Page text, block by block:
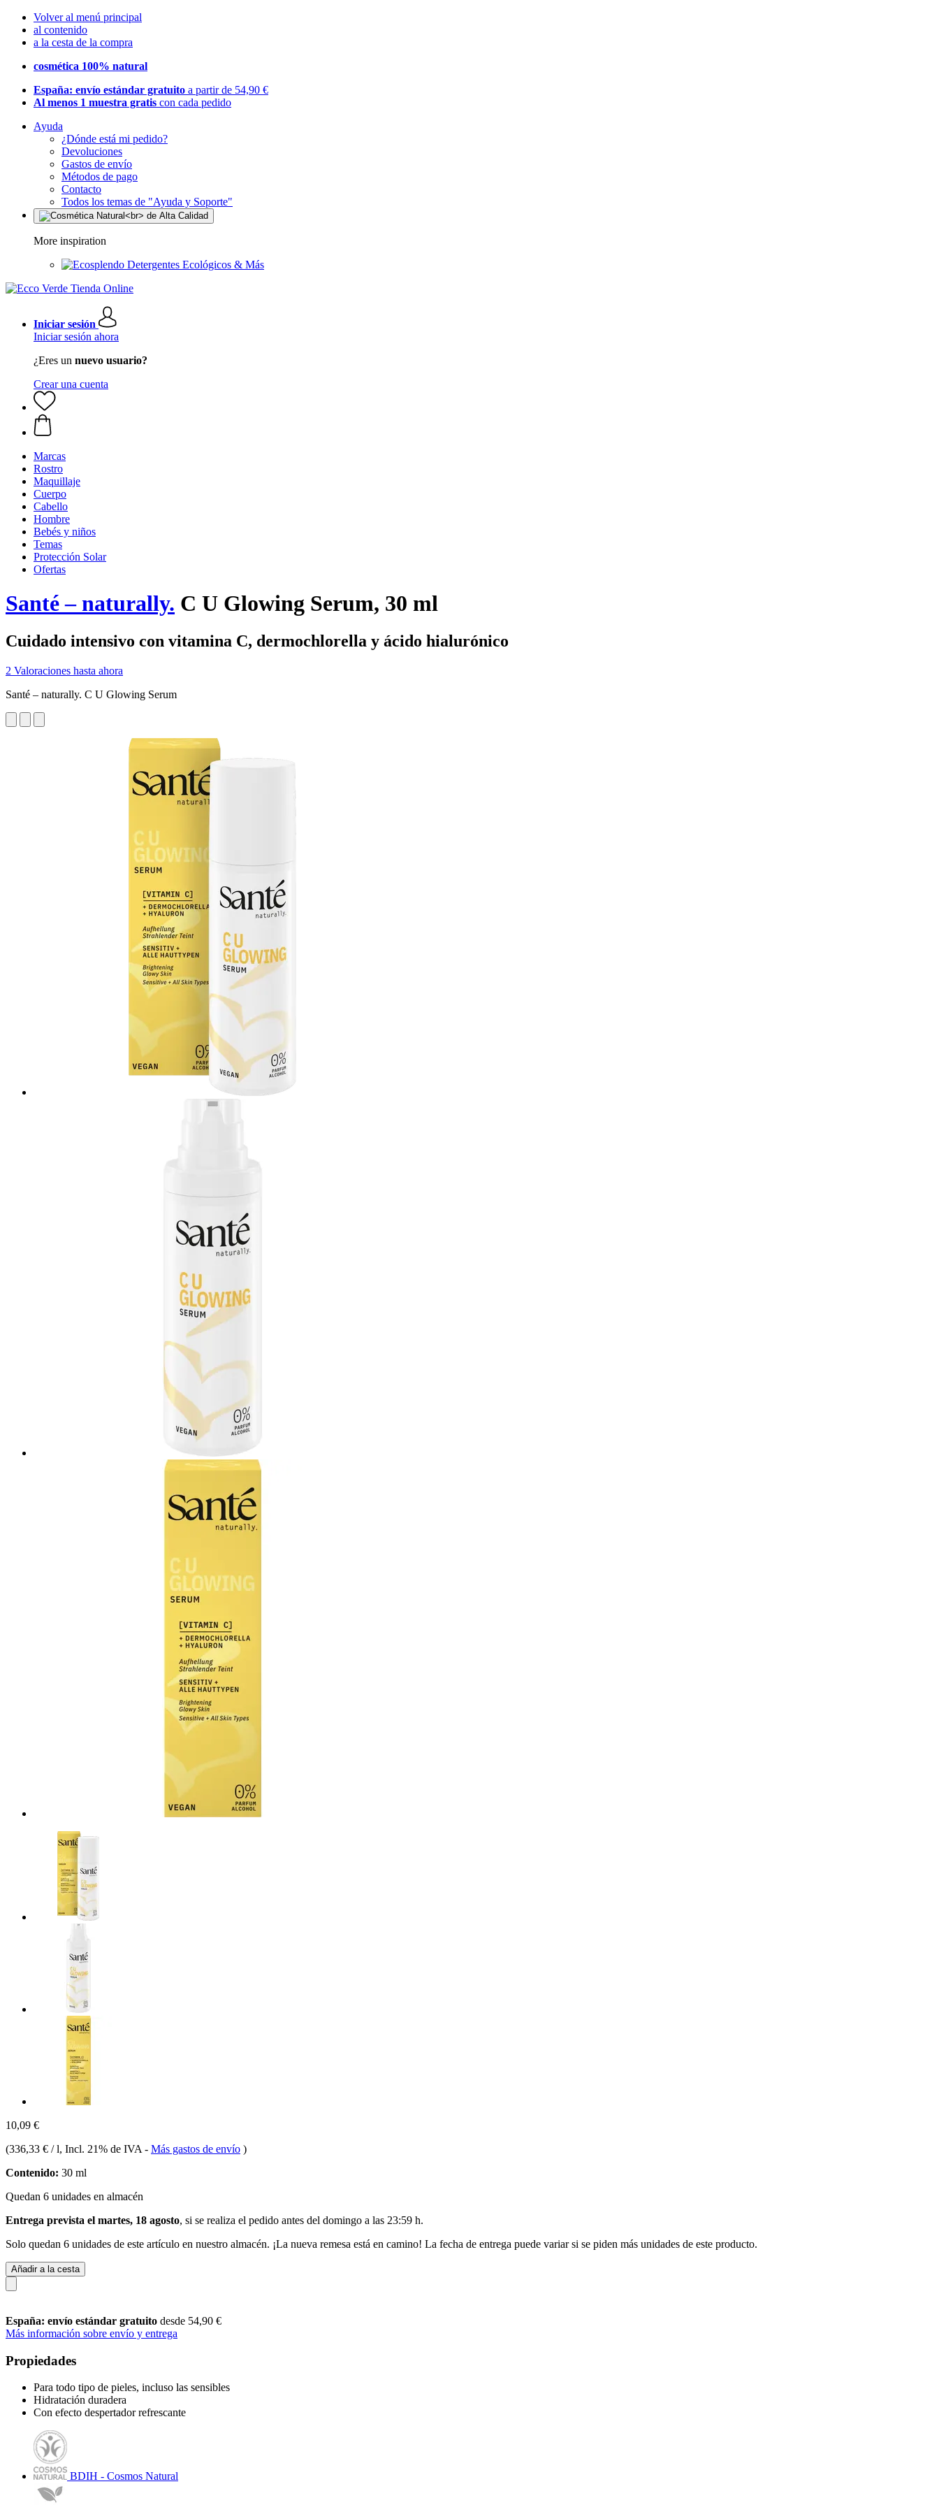
Volver al menú principal
al contenido
a la cesta de la compra
cosmética 100% natural
España: envío estándar gratuito a partir de 54,90 €
Al menos 1 muestra gratis con cada pedido
Ayuda
¿Dónde está mi pedido?
Devoluciones
Gastos de envío
Métodos de pago
Contacto
Todos los temas de "Ayuda y Soporte"
More inspiration
Detergentes Ecológicos & Más
Iniciar sesión
Iniciar sesión ahora
¿Eres un nuevo usuario?
Crear una cuenta
Marcas
Rostro
Maquillaje
Cuerpo
Cabello
Hombre
Bebés y niños
Temas
Protección Solar
Ofertas
Santé – naturally. C U Glowing Serum, 30 ml
Cuidado intensivo con vitamina C, dermochlorella y ácido hialurónico
2 Valoraciones hasta ahora
Santé – naturally. C U Glowing Serum
10,09 €
(336,33 € / l, Incl. 21% de IVA - Más gastos de envío )
Contenido: 30 ml
Quedan 6 unidades en almacén
Entrega prevista el martes, 18 agosto, si se realiza el pedido antes del domingo a las 23:59 h.
Solo quedan 6 unidades de este artículo en nuestro almacén. ¡La nueva remesa está en camino! La fecha de entrega puede variar si se piden más unidades de este producto.
Añadir a la cesta
España: envío estándar gratuito desde 54,90 €
Más información sobre envío y entrega
Propiedades
Para todo tipo de pieles, incluso las sensibles
Hidratación duradera
Con efecto despertador refrescante
BDIH - Cosmos Natural